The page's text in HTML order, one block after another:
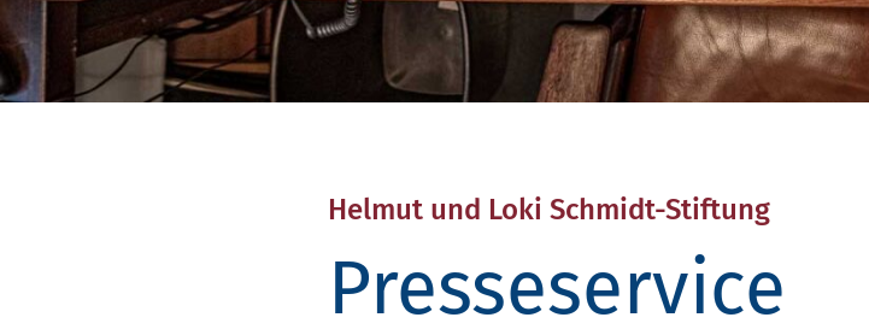
Helmut und Loki Schmidt-Stiftung
Presseservice